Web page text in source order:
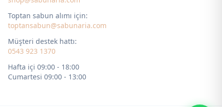
Toptan sabun alımı için:
toptansabun@sabunaria.com
Müşteri destek hattı:
0543 923 1370
Hafta içi 09:00 - 18:00
Cumartesi 09:00 - 13:00